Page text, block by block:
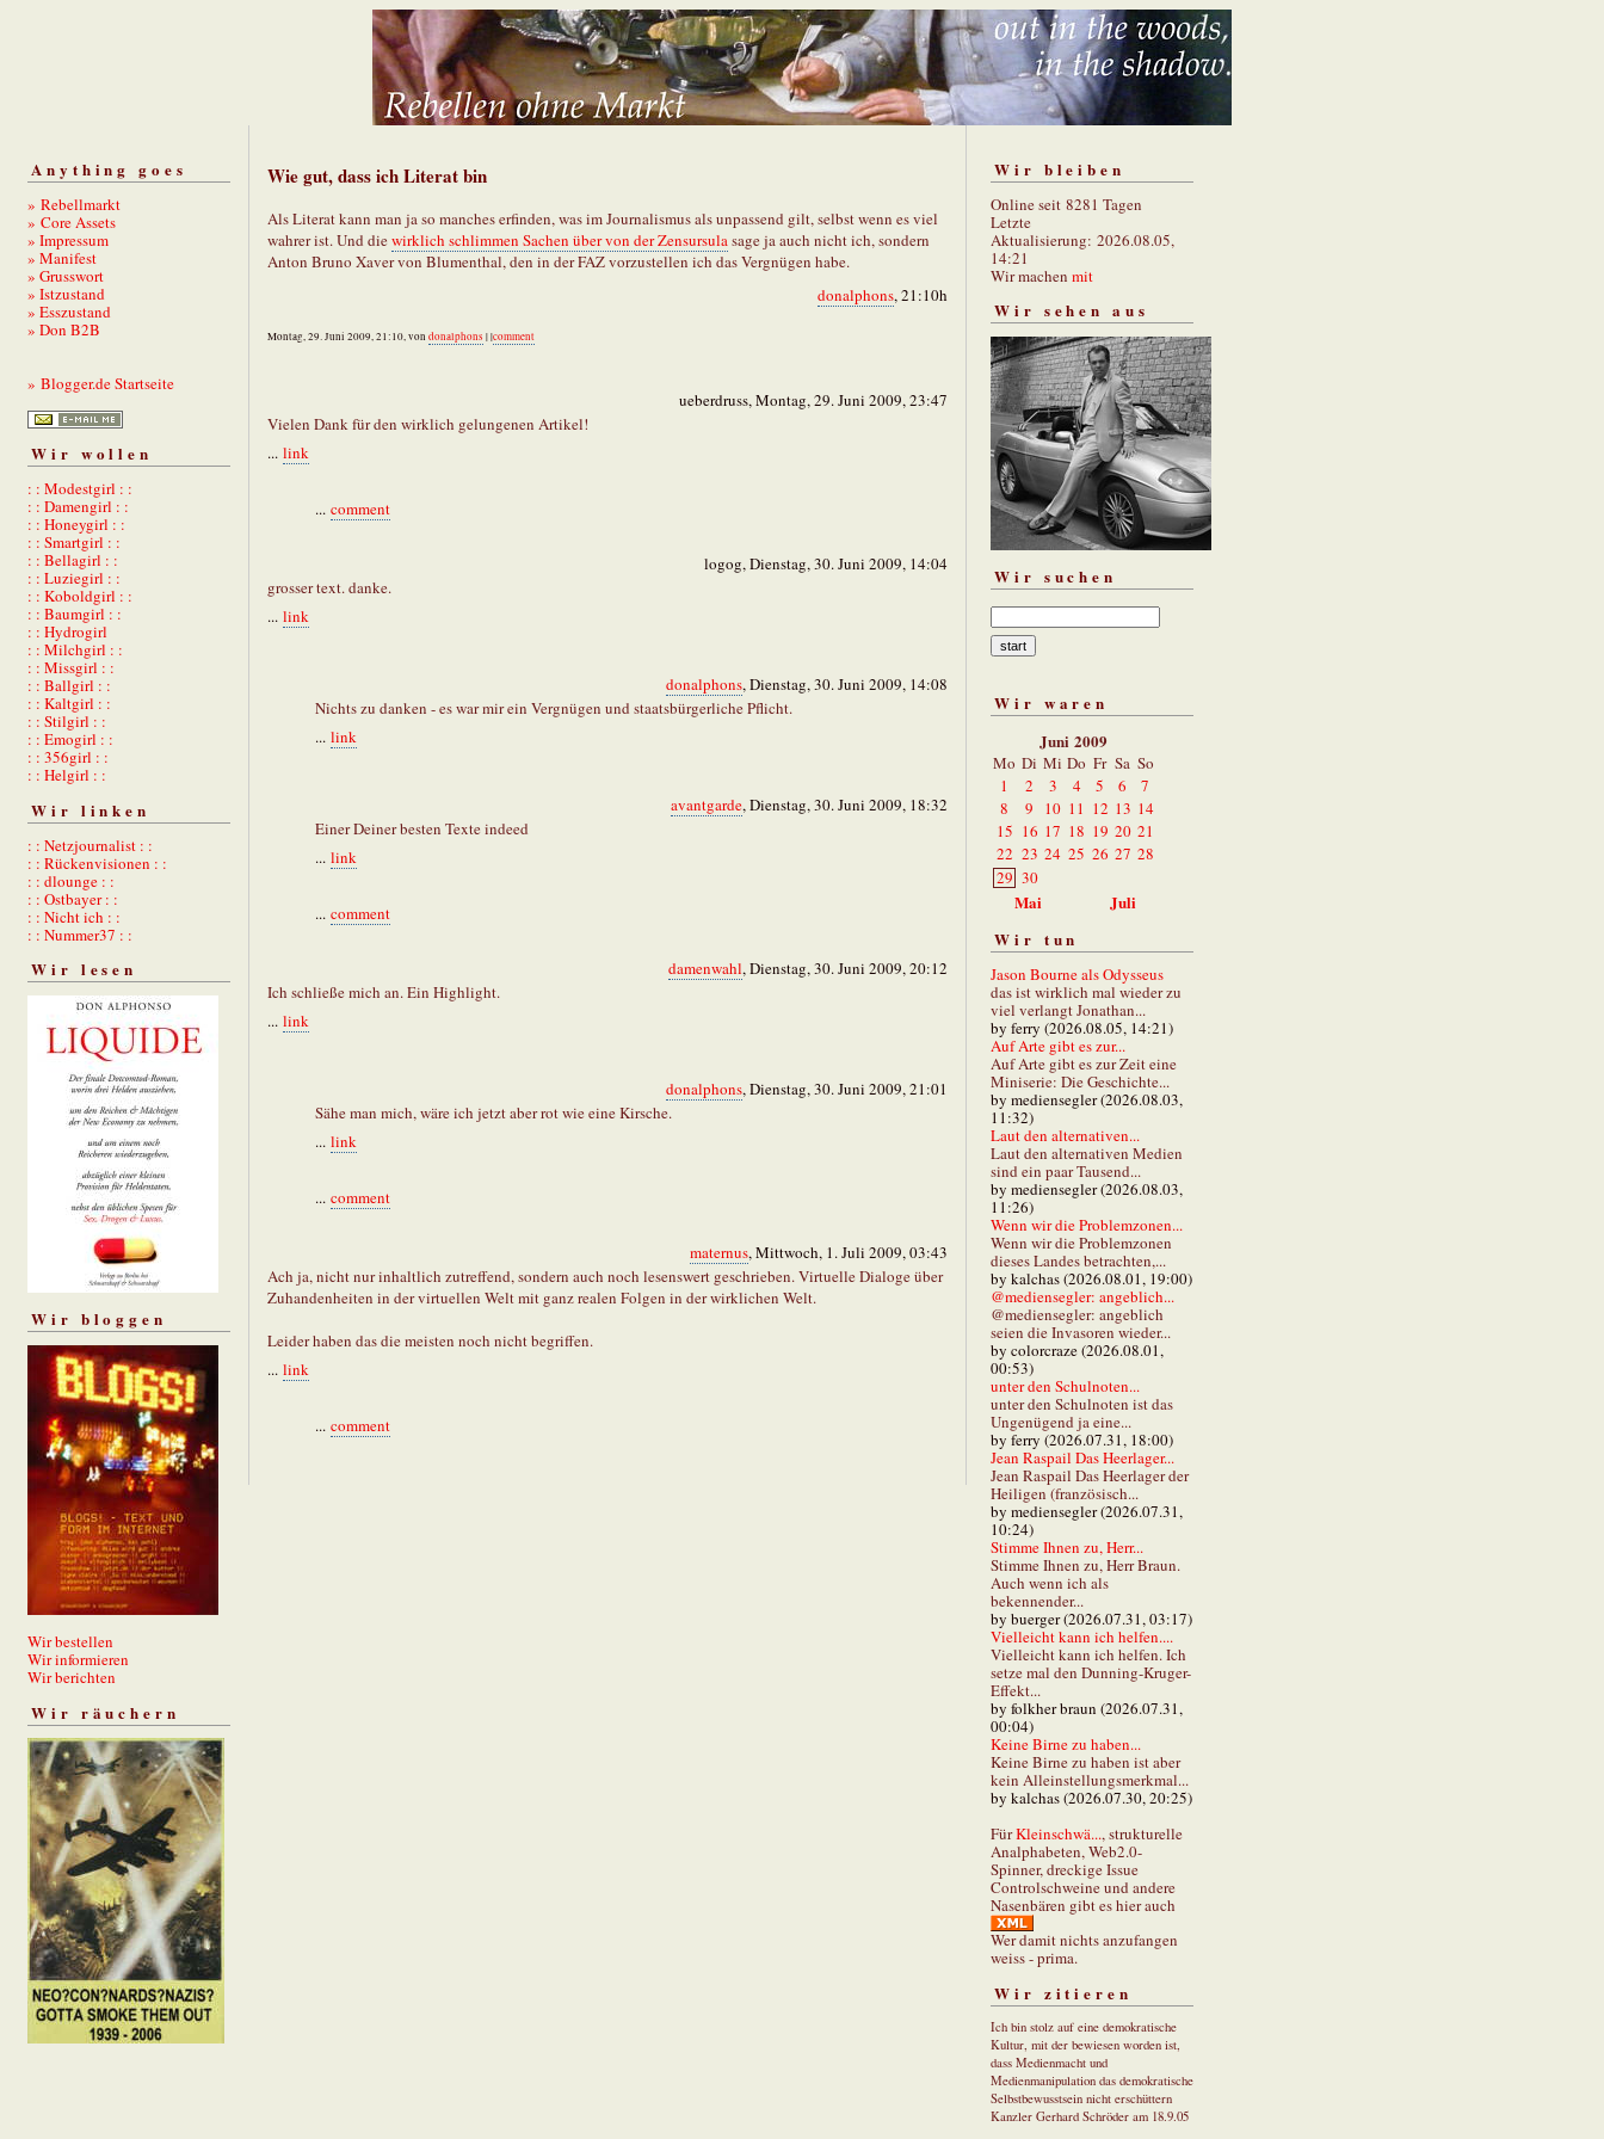
Anything goes
» Rebellmarkt
» Core Assets
» Impressum
» Manifest
» Grusswort
» Istzustand
» Esszustand
» Don B2B
» Blogger.de Startseite
Wir wollen
: : Modestgirl : :
: : Damengirl : :
: : Honeygirl : :
: : Smartgirl : :
: : Bellagirl : :
: : Luziegirl : :
: : Koboldgirl : :
: : Baumgirl : :
: : Hydrogirl
: : Milchgirl : :
: : Missgirl : :
: : Ballgirl : :
: : Kaltgirl : :
: : Stilgirl : :
: : Emogirl : :
: : 356girl : :
: : Helgirl : :
Wir linken
: : Netzjournalist : :
: : Rückenvisionen : :
: : dlounge : :
: : Ostbayer : :
: : Nicht ich : :
: : Nummer37 : :
Wir lesen
Wir bloggen
Wir bestellen
Wir informieren
Wir berichten
Wir räuchern
Wie gut, dass ich Literat bin
Als Literat kann man ja so manches erfinden, was im Journalismus als unpassend gilt, selbst wenn es viel
wahrer ist. Und diewirklich schlimmen Sachen über von der Zensursulasage ja auch nicht ich, sondern
Anton Bruno Xaver von Blumenthal, den in der FAZ vorzustellen ich das Vergnügen habe.
donalphons, 21:10h
Montag, 29. Juni 2009, 21:10, von donalphons | |comment
ueberdruss, Montag, 29. Juni 2009, 23:47
Vielen Dank für den wirklich gelungenen Artikel!
... link
... comment
logog, Dienstag, 30. Juni 2009, 14:04
grosser text. danke.
... link
donalphons, Dienstag, 30. Juni 2009, 14:08
Nichts zu danken - es war mir ein Vergnügen und staatsbürgerliche Pflicht.
... link
avantgarde, Dienstag, 30. Juni 2009, 18:32
Einer Deiner besten Texte indeed
... link
... comment
damenwahl, Dienstag, 30. Juni 2009, 20:12
Ich schließe mich an. Ein Highlight.
... link
donalphons, Dienstag, 30. Juni 2009, 21:01
Sähe man mich, wäre ich jetzt aber rot wie eine Kirsche.
... link
... comment
maternus, Mittwoch, 1. Juli 2009, 03:43
Ach ja, nicht nur inhaltlich zutreffend, sondern auch noch lesenswert geschrieben. Virtuelle Dialoge über
Zuhandenheiten in der virtuellen Welt mit ganz realen Folgen in der wirklichen Welt.
Leider haben das die meisten noch nicht begriffen.
... link
... comment
Wir bleiben
Online seit 8281 Tagen
Letzte
Aktualisierung: 2026.08.05,
14:21
Wir machen mit
Wir sehen aus
Wir suchen
Wir waren
Juni 2009
Mo Di Mi Do Fr Sa So
1
2 3 4 5 6
7
8
9 10 11 12 13 14
15 16 17 18 19 20 21
22 23 24 25 26 27 28
29 30
Mai
Juli
Wir tun
Jason Bourne als Odysseus
das ist wirklich mal wieder zu
viel verlangt Jonathan...
by ferry (2026.08.05, 14:21)
Auf Arte gibt es zur...
Auf Arte gibt es zur Zeit eine
Miniserie: Die Geschichte...
by mediensegler (2026.08.03,
11:32)
Laut den alternativen...
Laut den alternativen Medien
sind ein paar Tausend...
by mediensegler (2026.08.03,
11:26)
Wenn wir die Problemzonen...
Wenn wir die Problemzonen
dieses Landes betrachten,...
by kalchas (2026.08.01, 19:00)
@mediensegler: angeblich...
@mediensegler: angeblich
seien die Invasoren wieder...
by colorcraze (2026.08.01,
00:53)
unter den Schulnoten...
unter den Schulnoten ist das
Ungenügend ja eine...
by ferry (2026.07.31, 18:00)
Jean Raspail Das Heerlager...
Jean Raspail Das Heerlager der
Heiligen (französisch...
by mediensegler (2026.07.31,
10:24)
Stimme Ihnen zu, Herr...
Stimme Ihnen zu, Herr Braun.
Auch wenn ich als
bekennender...
by buerger (2026.07.31, 03:17)
Vielleicht kann ich helfen....
Vielleicht kann ich helfen. Ich
setze mal den Dunning-Kruger-
Effekt...
by folkher braun (2026.07.31,
00:04)
Keine Birne zu haben...
Keine Birne zu haben ist aber
kein Alleinstellungsmerkmal...
by kalchas (2026.07.30, 20:25)
FürKleinschwä..., strukturelle
Analphabeten, Web2.0-
Spinner, dreckige Issue
Controlschweine und andere
Nasenbären gibt es hier auch
Wer damit nichts anzufangen
weiss - prima.
Wir zitieren
Ich bin stolz auf eine demokratische
Kultur, mit der bewiesen worden ist,
dass Medienmacht und
Medienmanipulation das demokratische
Selbstbewusstsein nicht erschüttern
Kanzler Gerhard Schröder am 18.9.05